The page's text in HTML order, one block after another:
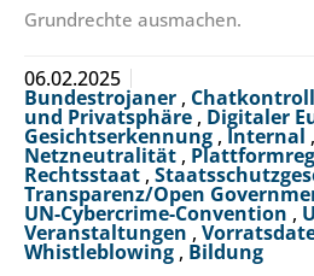
Grundrechte ausmachen.
06.02.2025
Bundestrojaner ,
und Privatsphäre , Digitaler
Gesichtserkennung , Internal ,
Netzneutralität ,
Rechtsstaat ,
Transparenz/Open
UN-Cybercrime-Convention ,
Veranstaltungen ,
Whistleblowing , Bildung